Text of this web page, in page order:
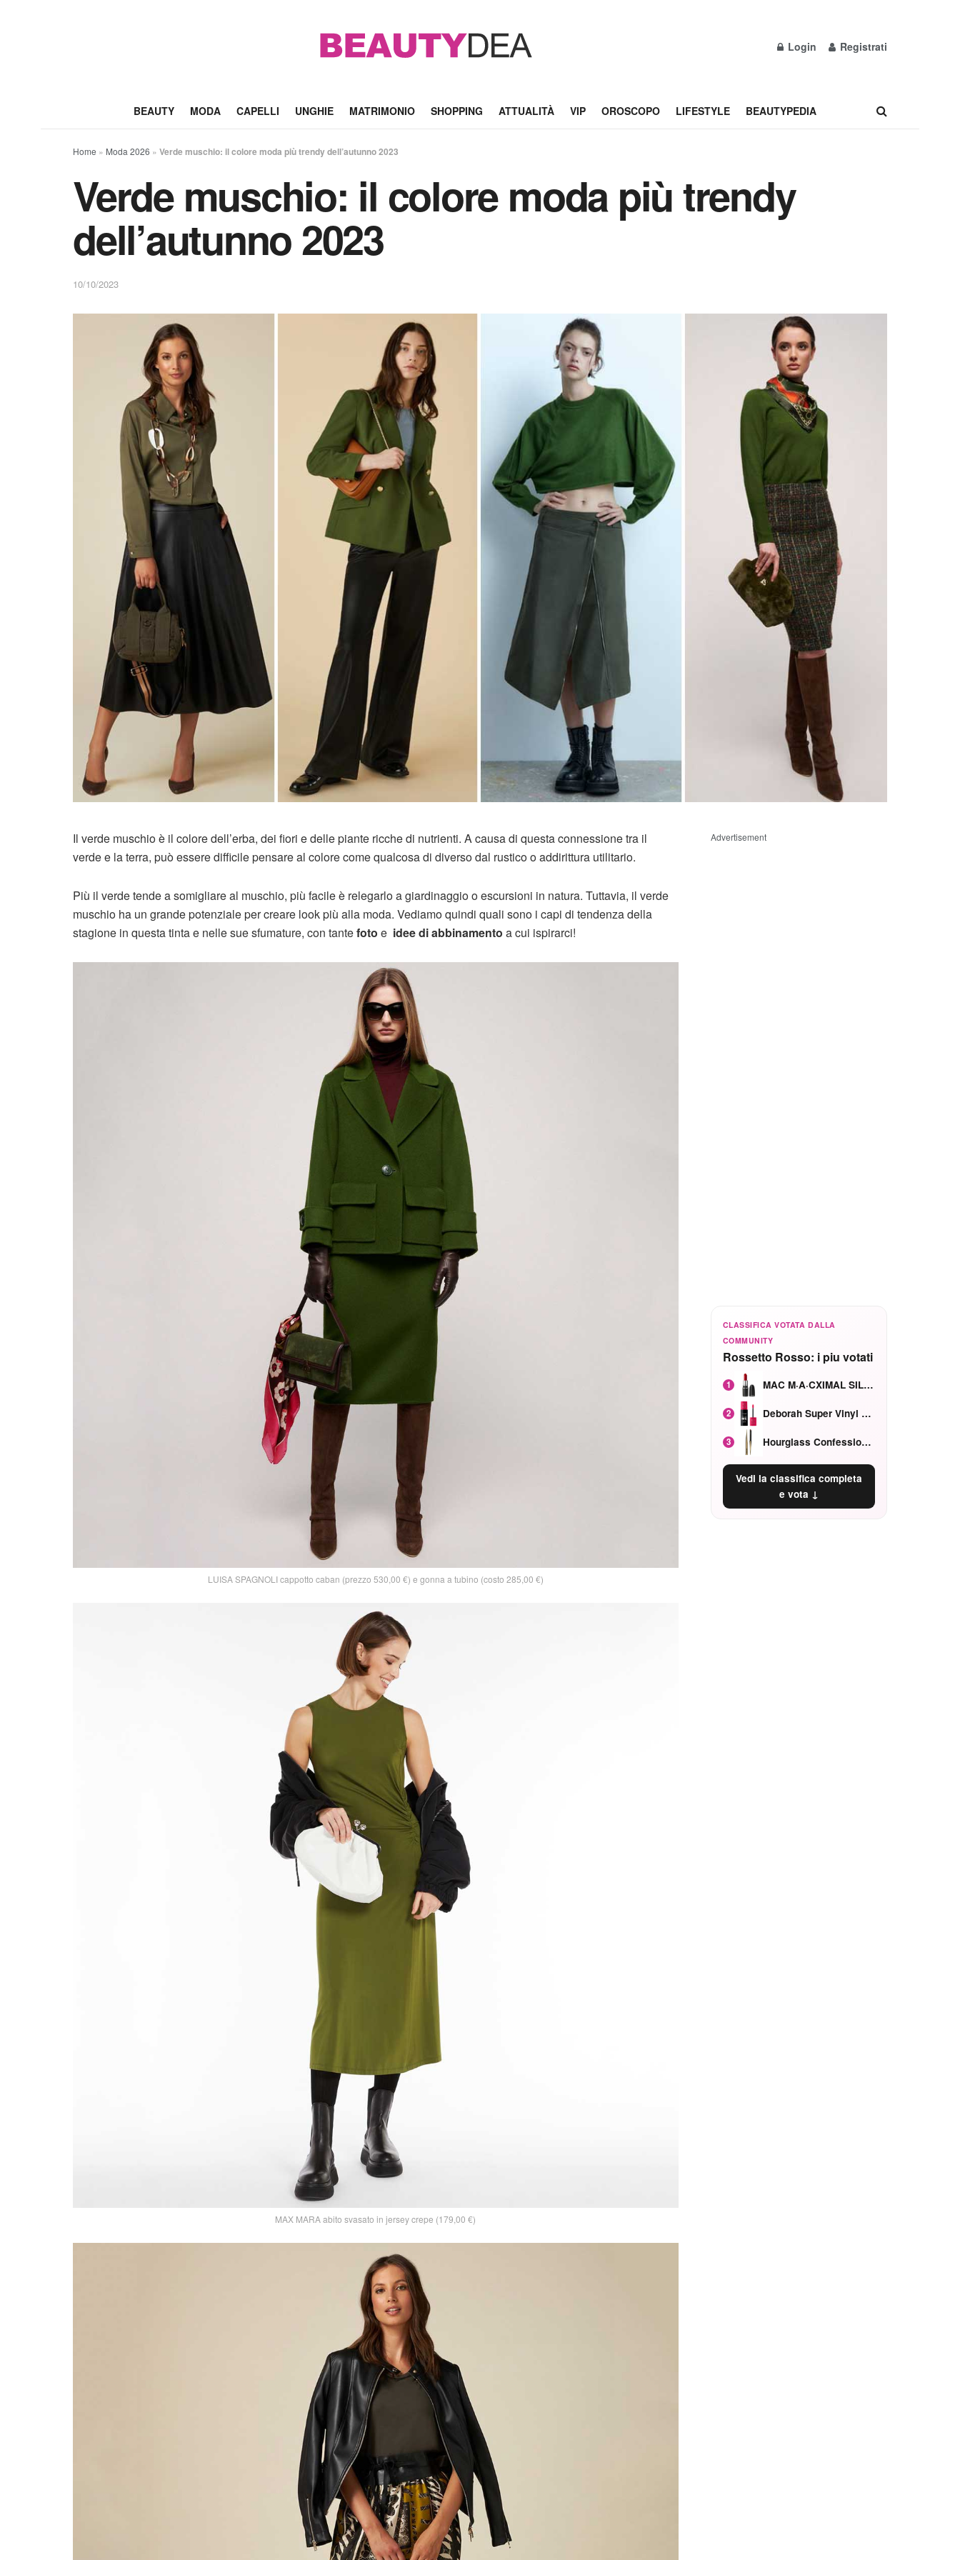
Login Registrati
BEAUTY MODA CAPELLI UNGHIE MATRIMONIO SHOPPING ATTUALITÀ VIP OROSCOPO LIFESTYLE BEAUTYPEDIA
Home » Moda 2026 » Verde muschio: il colore moda più trendy dell’autunno 2023
Verde muschio: il colore moda più trendy
dell’autunno 2023
10/10/2023
Il verde muschio è il colore dell’erba, dei fiori e delle piante ricche di nutrienti. A causa di questa connessione tra il
verde e la terra, può essere difficile pensare al colore come qualcosa di diverso dal rustico o addirittura utilitario.
Più il verde tende a somigliare al muschio, più facile è relegarlo a giardinaggio o escursioni in natura. Tuttavia, il verde
muschio ha un grande potenziale per creare look più alla moda. Vediamo quindi quali sono i capi di tendenza della
stagione in questa tinta e nelle sue sfumature, con tantefoto e idee di abbinamento a cui ispirarci!
LUISA SPAGNOLI cappotto caban (prezzo 530,00 €) e gonna a tubino (costo 285,00 €)
MAX MARA abito svasato in jersey crepe (179,00 €)
Advertisement
CLASSIFICA VOTATA DALLA
COMMUNITY
Rossetto Rosso: i piu votati
1 MAC M·A·CXIMAL SILKY MATTE Red Rock mat
2 Deborah Super Vinyl Shake Rosa Ciliegia
3 Hourglass Confession Ricaricabile Ultra Preciso Ad Alta Intensità Secretly Classic Red
Vedi la classifica completa
e vota ↓